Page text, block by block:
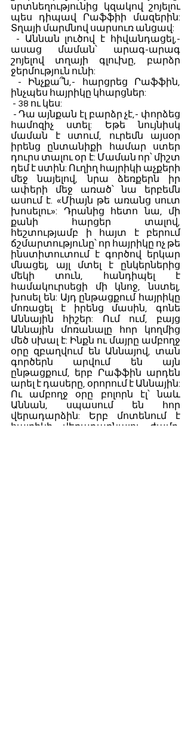
սրտնեղությունից կզակով շոյելու
պես դիպավ Րաֆֆիի մազերին:
Տղայի մարմնով սարսուռ անցավ:
ասաց մաման՝ արագ-արագ
շոյելով տղայի գլուխը, բարձր
ջերմություն ունի:
ինչպես հայրիկը կհարցներ:
- 38 ու կես:
համոզիչ ստել: Եթե նույնիսկ
մաման է ստում, ուրեմն այսօր
իրենց ընտանիքի համար ստեր
դուրս տալու օր է: Մաման որ՝ միշտ
դեմ է ստին: Ուղիղ հայրիկի աչքերի
մեջ նայելով, նրա ձեռքերն իր
ափերի մեջ առած՝ նա երբեմն
ասում է. «Միայն թե առանց սուտ
խոսելու»: Դրանից հետո նա, մի
քանի հարցեր տալով,
հեշտությամբ ի հայտ է բերում
ճշմարտությունը՝ որ հայրիկը ոչ թե
ինստիտուտում է գործով երկար
մնացել, այլ մտել է ընկերներից
մեկի տուն, հանդիպել է
համակուրսեցի մի կնոջ, նստել,
խոսել են: Այդ ընթացքում հայրիկը
մոռացել է իրենց մասին, գոնե
Աննային հիշեր: Ում ում, բայց
Աննային մոռանալը հոր կողմից
մեծ սխալ է: Ինքն ու մայրը ամբողջ
օրը զբաղվում են Աննայով, տան
գործերն արվում են այն
ընթացքում, երբ Րաֆֆին արդեն
արել է դասերը, օրորում է Աննային:
Ու ամբողջ օրը բոլորն էլ՝ նաև
Աննան, սպասում են հոր
վերադարձին: Երբ մոտենում է
հայրիկի վերադառնալու ժամը,